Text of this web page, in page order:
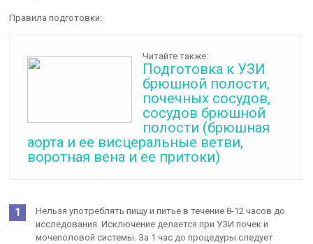
Правила подготовки:
Читайте также:
Подготовка к УЗИ
брюшной полости,
почечных сосудов,
сосудов брюшной
полости (брюшная
аорта и ее висцеральные ветви,
воротная вена и ее притоки)
Нельзя употреблять пищу и питье в течение 8-12 часов до
исследования. Исключение делается при УЗИ почек и
мочеполовой системы. За 1 час до процедуры следует